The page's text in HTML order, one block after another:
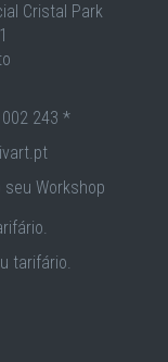
Cristal Park
243 *
seu Workshop
tarifário.